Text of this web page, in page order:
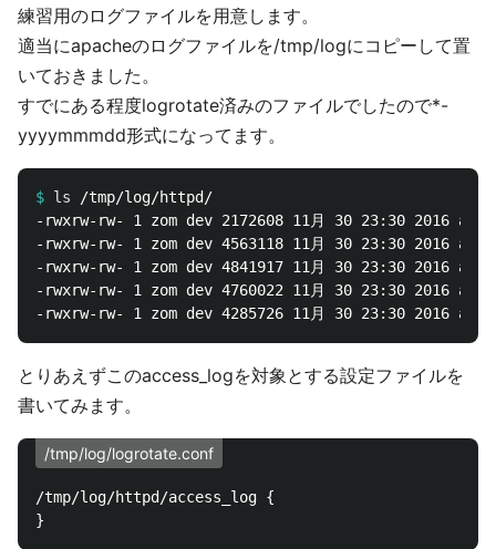
練習用のログファイルを用意します。
適当にapacheのログファイルを/tmp/logにコピーして置
いておきました。
すでにある程度logrotate済みのファイルでしたので*-
yyyymmmdd形式になってます。
$ ls
-rwxrw-rw- 1 zom dev 2172608 11月 30 23:30 2016
-rwxrw-rw- 1 zom dev 4563118 11月 30 23:30 2016
-rwxrw-rw- 1 zom dev 4841917 11月 30 23:30 2016
-rwxrw-rw- 1 zom dev 4760022 11月 30 23:30 2016
とりあえずこのaccess_logを対象とする設定ファイルを
書いてみます。
/tmp/log/logrotate.conf
/tmp/log/httpd/access_log {